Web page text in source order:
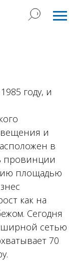
году, и
и
в
провинции
площадью
как на
Сегодня
сетью
70